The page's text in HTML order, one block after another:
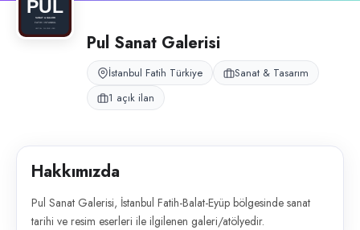
Pul Sanat Galerisi
İstanbul Fatih Türkiye
Sanat & Tasarım
1 açık ilan
Hakkımızda
Pul Sanat Galerisi, İstanbul Fatih-Balat-Eyüp bölgesinde sanat
tarihi ve resim eserleri ile ilgilenen galeri/atölyedir.